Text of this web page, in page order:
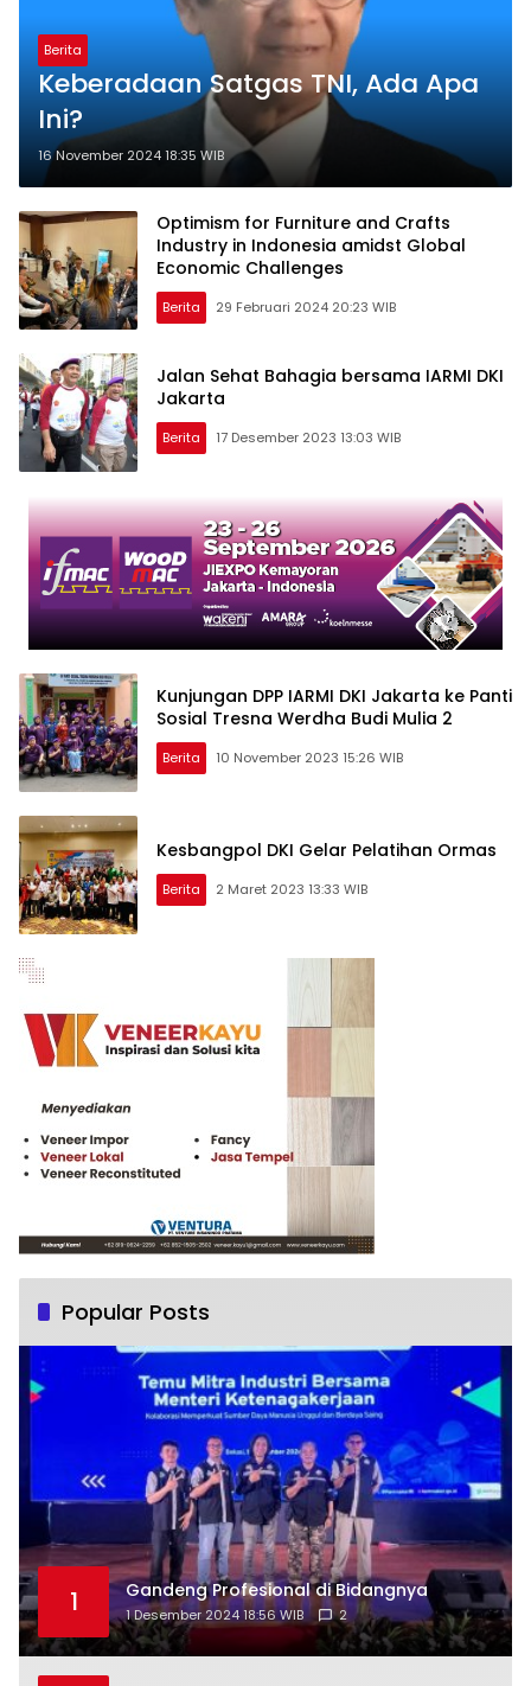
Berita
Keberadaan Satgas TNI, Ada Apa
Ini?
16 November 2024 18:35 WIB
Optimism for Furniture and Crafts
Industry in Indonesia amidst Global
Economic Challenges
Berita 29 Februari 2024 20:23 WIB
Jalan Sehat Bahagia bersama IARMI DKI
Jakarta
Berita 17 Desember 2023 13:03 WIB
Kunjungan DPP IARMI DKI Jakarta ke Panti
Sosial Tresna Werdha Budi Mulia 2
Berita 10 November 2023 15:26 WIB
Kesbangpol DKI Gelar Pelatihan Ormas
Berita 2 Maret 2023 13:33 WIB
Popular Posts
1 Gandeng Profesional di Bidangnya
1 Desember 2024 18:56 WIB 2